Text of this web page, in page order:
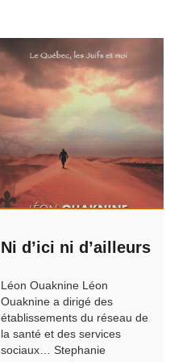
Ni d’ici ni d’ailleurs
Léon Ouaknine Léon
Ouaknine a dirigé des
établissements du réseau de
la santé et des services
sociaux… Stephanie